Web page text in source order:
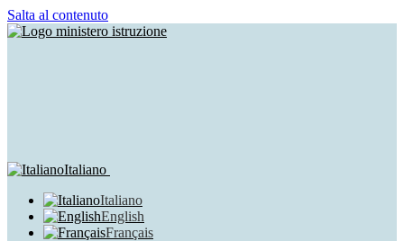
Salta al contenuto
Italiano
Italiano
English
Français